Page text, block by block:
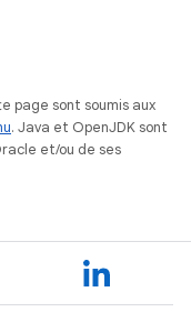
page sont soumis aux
. Java et OpenJDK sont
et/ou de ses